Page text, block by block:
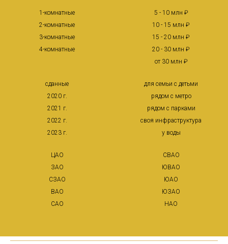
1-комнатные
2-комнатные
3-комнатные
4-комнатные
5 - 10 млн ₽
10 - 15 млн ₽
15 - 20 млн ₽
20 - 30 млн ₽
от 30 млн ₽
сданные
2020 г.
2021 г.
2022 г.
2023 г.
для семьи с детьми
рядом с метро
рядом с парками
своя инфраструктура
у воды
ЦАО
ЗАО
СЗАО
ВАО
САО
СВАО
ЮВАО
ЮАО
ЮЗАО
НАО